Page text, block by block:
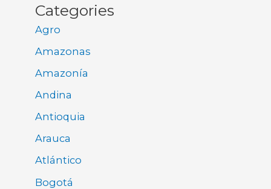
Categories
Agro
Amazonas
Amazonía
Andina
Antioquia
Arauca
Atlántico
Bogotá